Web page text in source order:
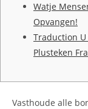
Watje
Opvangen!
Traduction U
Plusteken
Vasthoude alle